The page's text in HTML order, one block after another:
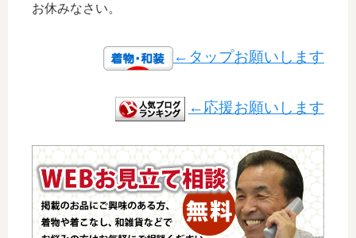
お休みなさい。
←タップお願いします
←応援お願いします